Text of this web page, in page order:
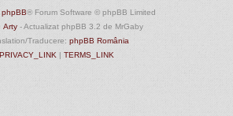
phpBB® Forum Software © phpBB Limited
Arty- Actualizat phpBB 3.2 de MrGaby
Traducere: phpBB România
PRIVACY_LINK | TERMS_LINK